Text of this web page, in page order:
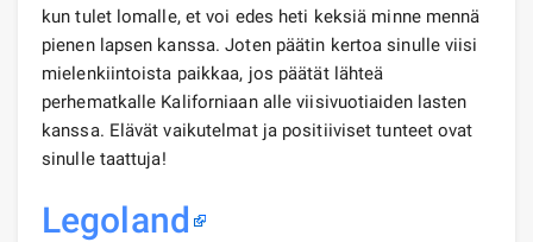
kun tulet lomalle, et voi edes heti keksiä minne mennä
pienen lapsen kanssa. Joten päätin kertoa sinulle viisi
mielenkiintoista paikkaa, jos päätät lähteä
perhematkalle Kaliforniaan alle viisivuotiaiden lasten
kanssa. Elävät vaikutelmat ja positiiviset tunteet ovat
sinulle taattuja!
Legoland